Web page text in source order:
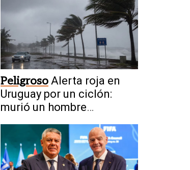
Peligroso Alerta roja en
Uruguay por un ciclón:
murió un hombre